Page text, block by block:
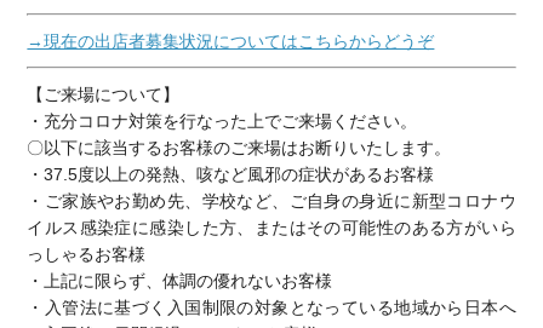
→現在の出店者募集状況についてはこちらからどうぞ
【ご来場について】
・充分コロナ対策を行なった上でご来場ください。
〇以下に該当するお客様のご来場はお断りいたします。
・37.5度以上の発熱、咳など風邪の症状があるお客様
・ご家族やお勤め先、学校など、ご自身の身近に新型コロナウ
イルス感染症に感染した方、またはその可能性のある方がいら
っしゃるお客様
・上記に限らず、体調の優れないお客様
・入管法に基づく入国制限の対象となっている地域から日本へ